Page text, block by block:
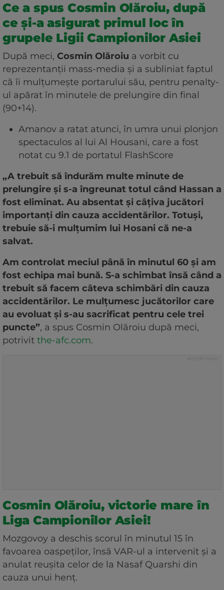
Ce a spus Cosmin Olăroiu, după
ce și-a asigurat primul loc în
grupele Ligii Campionilor Asiei
După meci, Cosmin Olăroiu a vorbit cu
reprezentanții mass-media și a subliniat faptul
că îi mulțumește portarului său, pentru penalty-
ul apărat în minutele de prelungire din final
(90+14).
Amanov a ratat atunci, în umra unui plonjon
spectaculos al lui Al Housani, care a fost
notat cu 9.1 de portatul FlashScore
„A trebuit să îndurăm multe minute de
prelungire și s-a îngreunat totul când Hassan a
fost eliminat. Au absentat și câțiva jucători
importanți din cauza accidentărilor. Totuși,
trebuie să-i mulțumim lui Hosani că ne-a
salvat.
Am controlat meciul până în minutul 60 și am
fost echipa mai bună. S-a schimbat însă când a
trebuit să facem câteva schimbări din cauza
accidentărilor. Le mulțumesc jucătorilor care
au evoluat și s-au sacrificat pentru cele trei
puncte”, a spus Cosmin Olăroiu după meci,
potrivit the-afc.com.
Cosmin Olăroiu, victorie mare în
Liga Campionilor Asiei!
Mozgovoy a deschis scorul în minutul 15 în
favoarea oaspeților, însă VAR-ul a intervenit și a
anulat reușita celor de la Nasaf Quarshi din
cauza unui henț.